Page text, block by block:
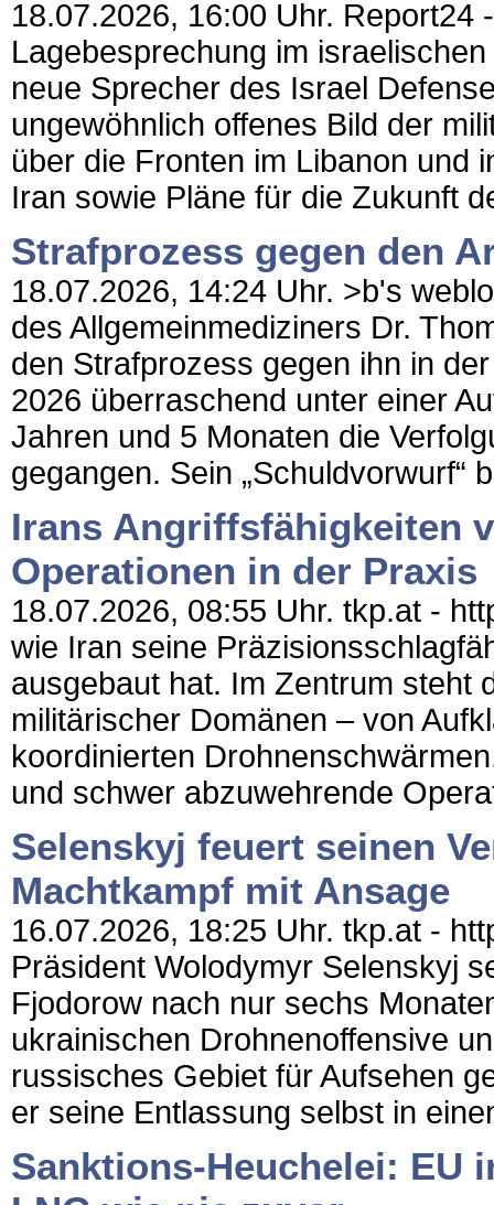
18.07.2026, 16:00 Uhr. Report24
Lagebesprechung im
neue Sprecher des Israel
ungewöhnlich offenes Bild der
über die Fronten im Libanon und
Iran sowie Pläne für die Zukunft
Strafprozess gegen den
18.07.2026, 14:24 Uhr. >b's
des Allgemeinmediziners Dr.
den Strafprozess gegen ihn in
2026 überraschend unter einer
Jahren und 5 Monaten die
gegangen. Sein „Schuldvorwurf“
Irans Angriffsfähigkeiten
Operationen in der Praxis
18.07.2026, 08:55 Uhr. tkp.at -
wie Iran seine
ausgebaut hat. Im Zentrum steht
militärischer Domänen – von
koordinierten
und schwer abzuwehrende
Selenskyj feuert seinen
Machtkampf mit Ansage
16.07.2026, 18:25 Uhr. tkp.at -
Präsident Wolodymyr Selenskyj
Fjodorow nach nur sechs
ukrainischen Drohnenoffensive
russisches Gebiet für Aufsehen
er seine Entlassung selbst in
Sanktions-Heuchelei: EU